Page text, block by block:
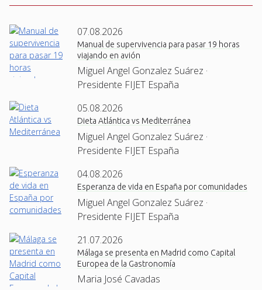
07.08.2026
Manual de supervivencia para pasar 19 horas
viajando en avión
Miguel Angel Gonzalez Suárez ·
Presidente FIJET España
05.08.2026
Dieta Atlántica vs Mediterránea
Miguel Angel Gonzalez Suárez ·
Presidente FIJET España
04.08.2026
Esperanza de vida en España por comunidades
Miguel Angel Gonzalez Suárez ·
Presidente FIJET España
21.07.2026
Málaga se presenta en Madrid como Capital
Europea de la Gastronomía
Maria José Cavadas